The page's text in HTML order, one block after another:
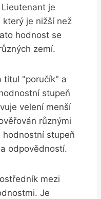
je
je nižší než
hodnost se
zemí.
titul "poručík" a
stupeň
velení menší
různými
hodnostní stupeň
odpovědností.
mezi
Je